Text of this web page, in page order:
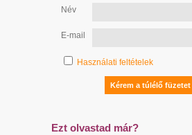
Név
E-mail
Használati feltételek
Ezt olvastad már?